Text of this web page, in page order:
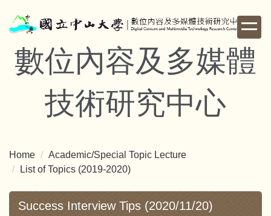
to
main
content
數位內容及多媒體
技術研究中心
Home
Academic/Special Topic Lecture
List of Topics (2019-2020)
Success Interview Tips (2020/11/20)